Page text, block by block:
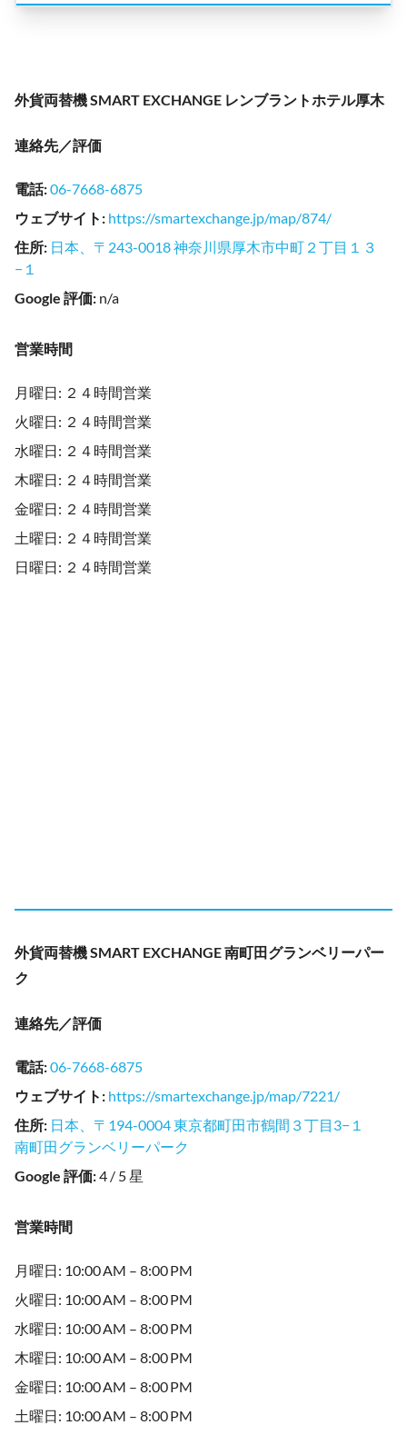
外貨両替機 SMART EXCHANGE レンブラントホテル厚木
連絡先／評価
電話:06-7668-6875
ウェブサイト : https://smartexchange.jp/map/874/
住所: 日本、〒243-0018 神奈川県厚木市中町２丁目１３
−１
Google 評価: n/a
営業時間
月曜日: ２４時間営業
火曜日: ２４時間営業
水曜日: ２４時間営業
木曜日: ２４時間営業
金曜日: ２４時間営業
土曜日: ２４時間営業
日曜日: ２４時間営業
外貨両替機 SMART EXCHANGE 南町田グランベリーパー
ク
連絡先／評価
電話:06-7668-6875
ウェブサイト : https://smartexchange.jp/map/7221/
住所: 日本、〒194-0004 東京都町田市鶴間３丁目3−１
南町田グランベリーパーク
Google 評価:4 / 5 星
営業時間
月曜日: 10:00 AM – 8:00 PM
火曜日: 10:00 AM – 8:00 PM
水曜日: 10:00 AM – 8:00 PM
木曜日: 10:00 AM – 8:00 PM
金曜日: 10:00 AM – 8:00 PM
土曜日: 10:00 AM – 8:00 PM